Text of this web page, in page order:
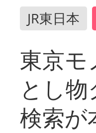
JR東日本
東京
とし
検索が